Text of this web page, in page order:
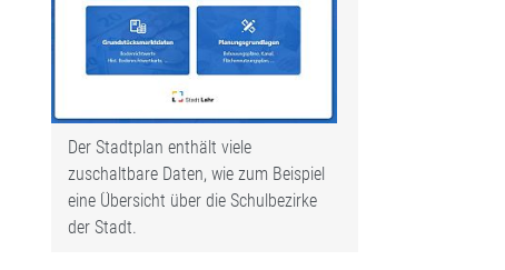
Der Stadtplan enthält viele
zuschaltbare Daten, wie zum Beispiel
eine Übersicht über die Schulbezirke
der Stadt.